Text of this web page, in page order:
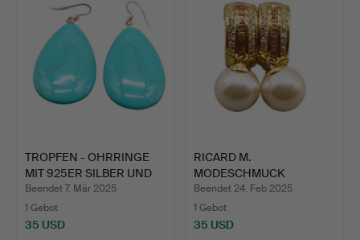
TROPFEN - OHRRINGE
MIT 925ER SILBER UND
TÜ…
Beendet 7. Mär 2025
1 Gebot
35 USD
RICARD M.
MODESCHMUCK
CREOLEN MIT
KUNSTPER…
Beendet 24. Feb 2025
1 Gebot
35 USD